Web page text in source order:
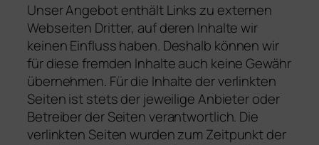
Unser Angebot enthält Links zu externen
Webseiten Dritter, auf deren Inhalte wir
keinen Einfluss haben. Deshalb können wir
für diese fremden Inhalte auch keine Gewähr
übernehmen. Für die Inhalte der verlinkten
Seiten ist stets der jeweilige Anbieter oder
Betreiber der Seiten verantwortlich. Die
verlinkten Seiten wurden zum Zeitpunkt der